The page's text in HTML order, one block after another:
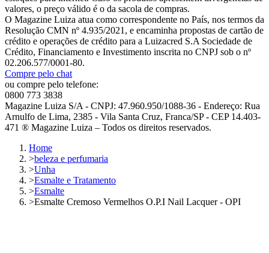
valores, o preço válido é o da sacola de compras.
O Magazine Luiza atua como correspondente no País, nos termos da
Resolução CMN nº 4.935/2021, e encaminha propostas de cartão de
crédito e operações de crédito para a Luizacred S.A Sociedade de
Crédito, Financiamento e Investimento inscrita no CNPJ sob o nº
02.206.577/0001-80.
Compre pelo chat
ou compre pelo telefone:
0800 773 3838
Magazine Luiza S/A - CNPJ: 47.960.950/1088-36 - Endereço: Rua
Arnulfo de Lima, 2385 - Vila Santa Cruz, Franca/SP - CEP 14.403-
471 ® Magazine Luiza – Todos os direitos reservados.
Home
>beleza e perfumaria
>Unha
>Esmalte e Tratamento
>Esmalte
>Esmalte Cremoso Vermelhos O.P.I Nail Lacquer - OPI